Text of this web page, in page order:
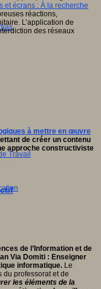
Travail
et écrans : À la recherche
réactions,
L’application de
des réseaux
à mettre en œuvre
de créer un contenu
approche constructiviste
de l’Information et de
Via Domiti : Enseigner
informatique. Le
du professorat et de
les éléments de la